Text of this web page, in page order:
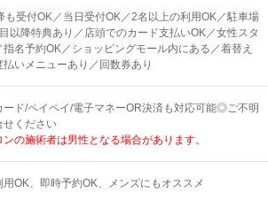
も受付OK／当日受付OK／2名以上の利用OK／駐車場
以降特典あり／店頭でのカード支払いOK／女性スタ
指名予約OK／ショッピングモール内にある／着替え
いメニューあり／回数券あり
ード/ペイペイ/電子マネーOR決済も対応可能◎ご不明
せください
の施術者は男性となる場合があります。
用OK 即時予約OK メンズにもオススメ